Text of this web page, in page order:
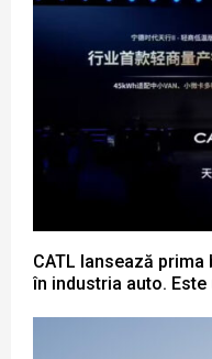
CATL lansează
în industria auto. Este